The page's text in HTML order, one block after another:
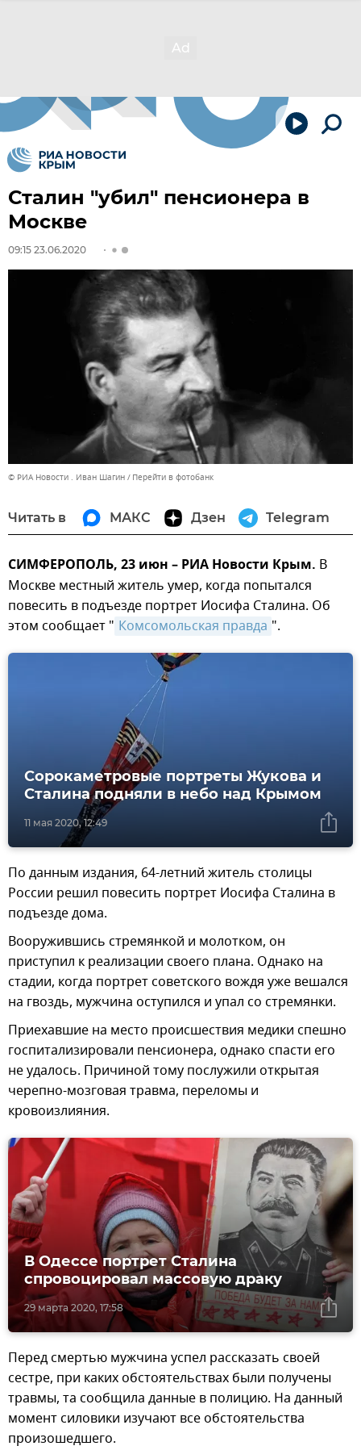
Сталин "убил" пенсионера в
Москве
09:15 23.06.2020
© РИА Новости . Иван Шагин Перейти в фотобанк
Читать в МАКС Дзен Telegram
СИМФЕРОПОЛЬ, 23 июн – РИА Новости Крым. В
Москве местный житель умер, когда попытался
повесить в подъезде портрет Иосифа Сталина. Об
этом сообщает " Комсомольская правда ".
11 мая 2020, 12:49
Сорокаметровые портреты Жукова и
Сталина подняли в небо над Крымом
По данным издания, 64-летний житель столицы
России решил повесить портрет Иосифа Сталина в
подъезде дома.
Вооружившись стремянкой и молотком, он
приступил к реализации своего плана. Однако на
стадии, когда портрет советского вождя уже вешался
на гвоздь, мужчина оступился и упал со стремянки.
Приехавшие на место происшествия медики спешно
госпитализировали пенсионера, однако спасти его
не удалось. Причиной тому послужили открытая
черепно-мозговая травма, переломы и
кровоизлияния.
29 марта 2020, 17:58
В Одессе портрет Сталина
спровоцировал массовую драку
Перед смертью мужчина успел рассказать своей
сестре, при каких обстоятельствах были получены
травмы, та сообщила данные в полицию. На данный
момент силовики изучают все обстоятельства
произошедшего.